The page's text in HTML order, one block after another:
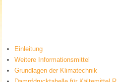
Einleitung
Weitere Informationsmittel
Grundlagen der Klimatechnik